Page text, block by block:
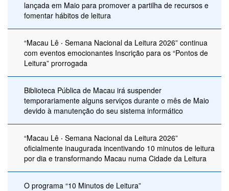
lançada em Maio para promover a partilha de recursos e
fomentar hábitos de leitura
“Macau Lê ‧ Semana Nacional da Leitura 2026” continua
com eventos emocionantes Inscrição para os “Pontos de
Leitura” prorrogada
Biblioteca Pública de Macau irá suspender
temporariamente alguns serviços durante o mês de Maio
devido à manutenção do seu sistema informático
“Macau Lê ‧ Semana Nacional da Leitura 2026”
oficialmente inaugurada incentivando 10 minutos de leitura
por dia e transformando Macau numa Cidade da Leitura
O programa “10 Minutos de Leitura”